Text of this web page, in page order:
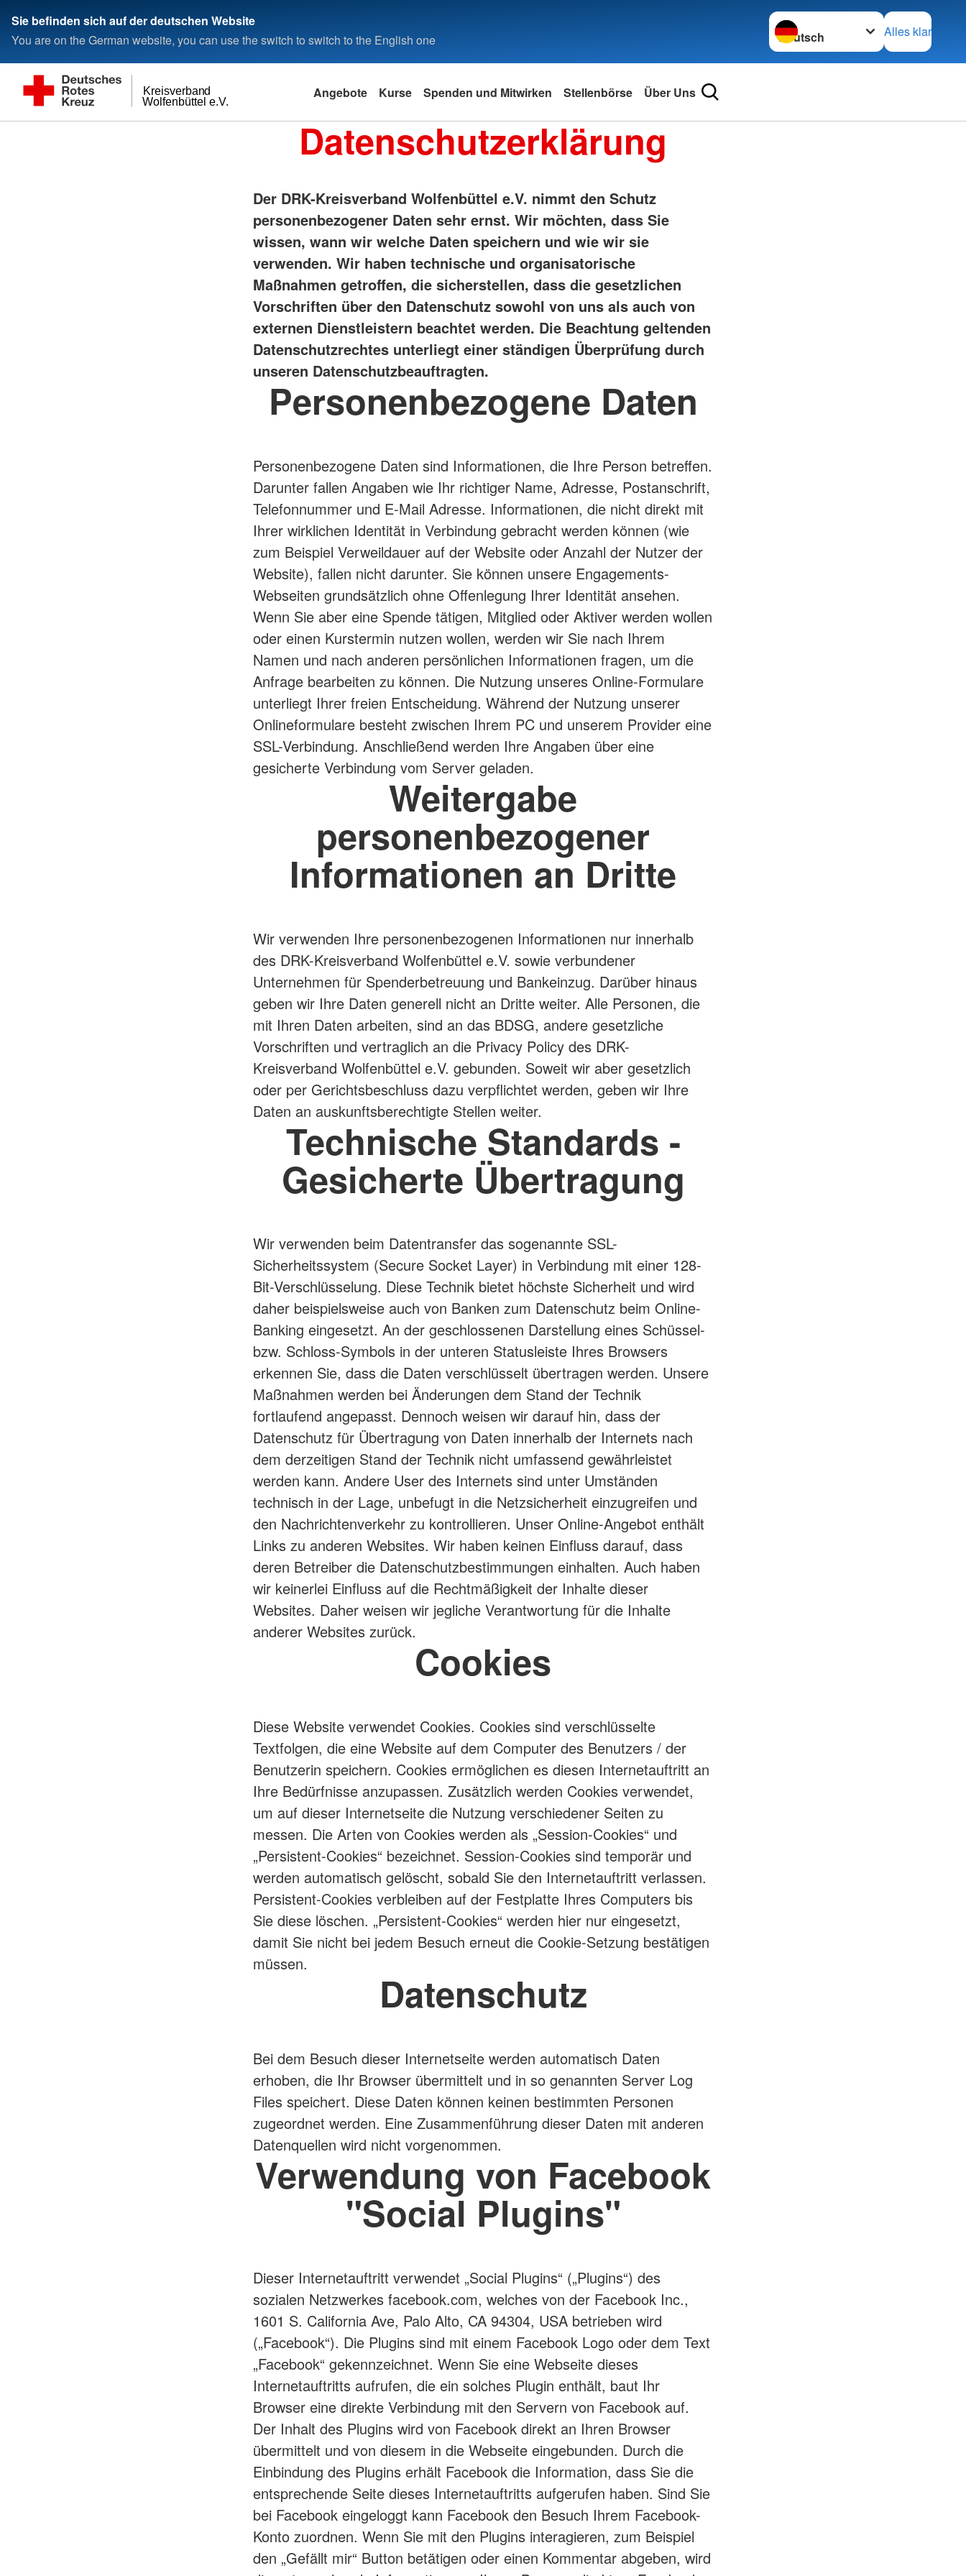
Sie befinden sich auf der deutschen Website
You are on the German website, you can use the switch to switch to the English one
Sprache wechseln zu
Alles klar
Wolfenbüttel e.V.
Kreisverband Angebote Kurse Spenden und Mitwirken Stellenbörse Über Uns
Datenschutzerklärung
Der DRK-Kreisverband Wolfenbüttel e.V. nimmt den Schutz
personenbezogener Daten sehr ernst. Wir möchten, dass Sie
wissen, wann wir welche Daten speichern und wie wir sie
verwenden. Wir haben technische und organisatorische
Maßnahmen getroffen, die sicherstellen, dass die gesetzlichen
Vorschriften über den Datenschutz sowohl von uns als auch von
externen Dienstleistern beachtet werden. Die Beachtung geltenden
Datenschutzrechtes unterliegt einer ständigen Überprüfung durch
unseren Datenschutzbeauftragten.
Personenbezogene Daten
Personenbezogene Daten sind Informationen, die Ihre Person betreffen.
Darunter fallen Angaben wie Ihr richtiger Name, Adresse, Postanschrift,
Telefonnummer und E-Mail Adresse. Informationen, die nicht direkt mit
Ihrer wirklichen Identität in Verbindung gebracht werden können (wie
zum Beispiel Verweildauer auf der Website oder Anzahl der Nutzer der
Website), fallen nicht darunter. Sie können unsere Engagements-
Webseiten grundsätzlich ohne Offenlegung Ihrer Identität ansehen.
Wenn Sie aber eine Spende tätigen, Mitglied oder Aktiver werden wollen
oder einen Kurstermin nutzen wollen, werden wir Sie nach Ihrem
Namen und nach anderen persönlichen Informationen fragen, um die
Anfrage bearbeiten zu können. Die Nutzung unseres Online-Formulare
unterliegt Ihrer freien Entscheidung. Während der Nutzung unserer
Onlineformulare besteht zwischen Ihrem PC und unserem Provider eine
SSL-Verbindung. Anschließend werden Ihre Angaben über eine
gesicherte Verbindung vom Server geladen.
Weitergabe
personenbezogener
Informationen an Dritte
Wir verwenden Ihre personenbezogenen Informationen nur innerhalb
des DRK-Kreisverband Wolfenbüttel e.V. sowie verbundener
Unternehmen für Spenderbetreuung und Bankeinzug. Darüber hinaus
geben wir Ihre Daten generell nicht an Dritte weiter. Alle Personen, die
mit Ihren Daten arbeiten, sind an das BDSG, andere gesetzliche
Vorschriften und vertraglich an die Privacy Policy des DRK-
Kreisverband Wolfenbüttel e.V. gebunden. Soweit wir aber gesetzlich
oder per Gerichtsbeschluss dazu verpflichtet werden, geben wir Ihre
Daten an auskunftsberechtigte Stellen weiter.
Technische Standards -
Gesicherte Übertragung
Wir verwenden beim Datentransfer das sogenannte SSL-
Sicherheitssystem (Secure Socket Layer) in Verbindung mit einer 128-
Bit-Verschlüsselung. Diese Technik bietet höchste Sicherheit und wird
daher beispielsweise auch von Banken zum Datenschutz beim Online-
Banking eingesetzt. An der geschlossenen Darstellung eines Schüssel-
bzw. Schloss-Symbols in der unteren Statusleiste Ihres Browsers
erkennen Sie, dass die Daten verschlüsselt übertragen werden. Unsere
Maßnahmen werden bei Änderungen dem Stand der Technik
fortlaufend angepasst. Dennoch weisen wir darauf hin, dass der
Datenschutz für Übertragung von Daten innerhalb der Internets nach
dem derzeitigen Stand der Technik nicht umfassend gewährleistet
werden kann. Andere User des Internets sind unter Umständen
technisch in der Lage, unbefugt in die Netzsicherheit einzugreifen und
den Nachrichtenverkehr zu kontrollieren. Unser Online-Angebot enthält
Links zu anderen Websites. Wir haben keinen Einfluss darauf, dass
deren Betreiber die Datenschutzbestimmungen einhalten. Auch haben
wir keinerlei Einfluss auf die Rechtmäßigkeit der Inhalte dieser
Websites. Daher weisen wir jegliche Verantwortung für die Inhalte
anderer Websites zurück.
Cookies
Diese Website verwendet Cookies. Cookies sind verschlüsselte
Textfolgen, die eine Website auf dem Computer des Benutzers / der
Benutzerin speichern. Cookies ermöglichen es diesen Internetauftritt an
Ihre Bedürfnisse anzupassen. Zusätzlich werden Cookies verwendet,
um auf dieser Internetseite die Nutzung verschiedener Seiten zu
messen. Die Arten von Cookies werden als „Session-Cookies“ und
„Persistent-Cookies“ bezeichnet. Session-Cookies sind temporär und
werden automatisch gelöscht, sobald Sie den Internetauftritt verlassen.
Persistent-Cookies verbleiben auf der Festplatte Ihres Computers bis
Sie diese löschen. „Persistent-Cookies“ werden hier nur eingesetzt,
damit Sie nicht bei jedem Besuch erneut die Cookie-Setzung bestätigen
müssen.
Datenschutz
Bei dem Besuch dieser Internetseite werden automatisch Daten
erhoben, die Ihr Browser übermittelt und in so genannten Server Log
Files speichert. Diese Daten können keinen bestimmten Personen
zugeordnet werden. Eine Zusammenführung dieser Daten mit anderen
Datenquellen wird nicht vorgenommen.
Verwendung von Facebook
"Social Plugins"
Dieser Internetauftritt verwendet „Social Plugins“ („Plugins“) des
sozialen Netzwerkes facebook.com, welches von der Facebook Inc.,
1601 S. California Ave, Palo Alto, CA 94304, USA betrieben wird
(„Facebook“). Die Plugins sind mit einem Facebook Logo oder dem Text
„Facebook“ gekennzeichnet. Wenn Sie eine Webseite dieses
Internetauftritts aufrufen, die ein solches Plugin enthält, baut Ihr
Browser eine direkte Verbindung mit den Servern von Facebook auf.
Der Inhalt des Plugins wird von Facebook direkt an Ihren Browser
übermittelt und von diesem in die Webseite eingebunden. Durch die
Einbindung des Plugins erhält Facebook die Information, dass Sie die
entsprechende Seite dieses Internetauftritts aufgerufen haben. Sind Sie
bei Facebook eingeloggt kann Facebook den Besuch Ihrem Facebook-
Konto zuordnen. Wenn Sie mit den Plugins interagieren, zum Beispiel
den „Gefällt mir“ Button betätigen oder einen Kommentar abgeben, wird